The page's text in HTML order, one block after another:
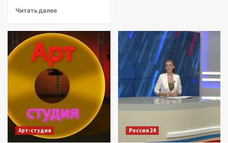
Читать далее
Арт-студия Россия 24